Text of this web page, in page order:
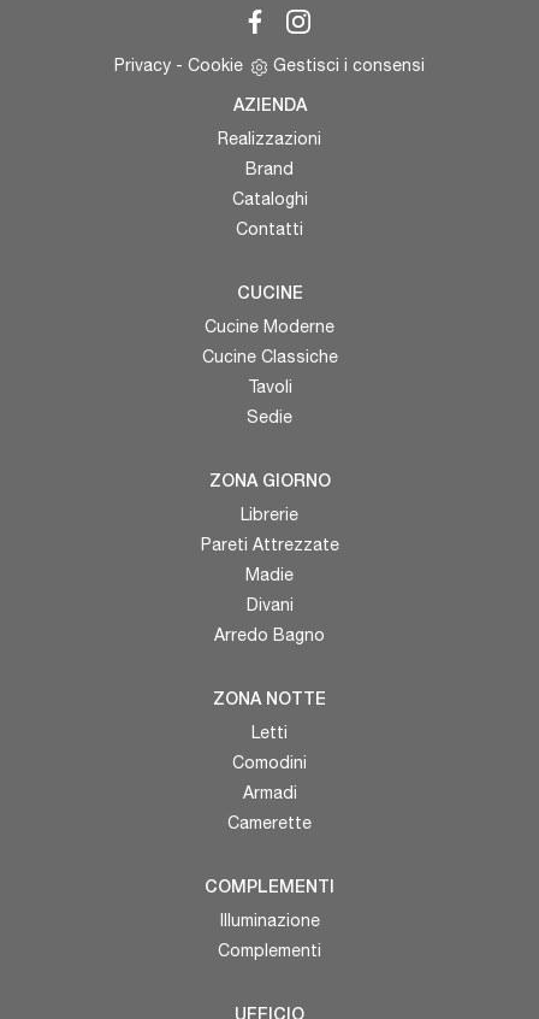
Privacy - Cookie Gestisci i consensi
AZIENDA
Realizzazioni
Brand
Cataloghi
Contatti
CUCINE
Cucine Moderne
Cucine Classiche
Tavoli
Sedie
ZONA GIORNO
Librerie
Pareti Attrezzate
Madie
Divani
Arredo Bagno
ZONA NOTTE
Letti
Comodini
Armadi
Camerette
COMPLEMENTI
Illuminazione
Complementi